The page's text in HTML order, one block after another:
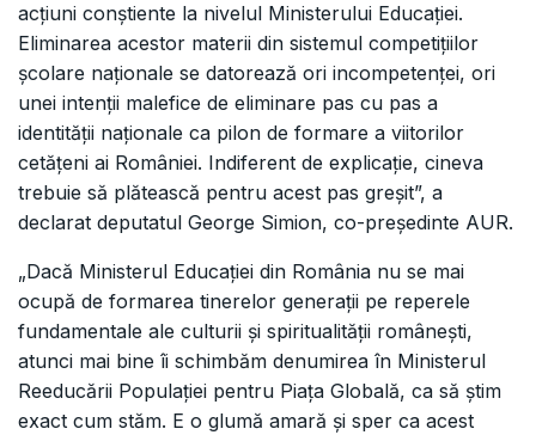
acțiuni conștiente la nivelul Ministerului Educației.
Eliminarea acestor materii din sistemul competițiilor
școlare naționale se datorează ori incompetenței, ori
unei intenții malefice de eliminare pas cu pas a
identității naționale ca pilon de formare a viitorilor
cetățeni ai României. Indiferent de explicație, cineva
trebuie să plătească pentru acest pas greșit”, a
declarat deputatul George Simion, co-președinte AUR.
„Dacă Ministerul Educației din România nu se mai
ocupă de formarea tinerelor generații pe reperele
fundamentale ale culturii și spiritualității românești,
atunci mai bine îi schimbăm denumirea în Ministerul
Reeducării Populației pentru Piața Globală, ca să știm
exact cum stăm. E o glumă amară și sper ca acest